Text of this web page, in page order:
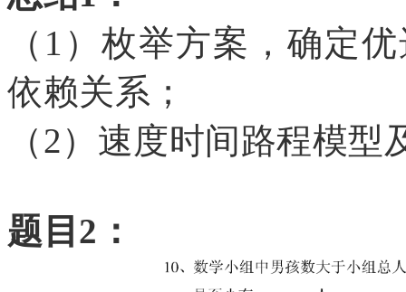
（ 1）枚举方案，确定
依赖关系；
（2）速度时间路程模型
题目 2：